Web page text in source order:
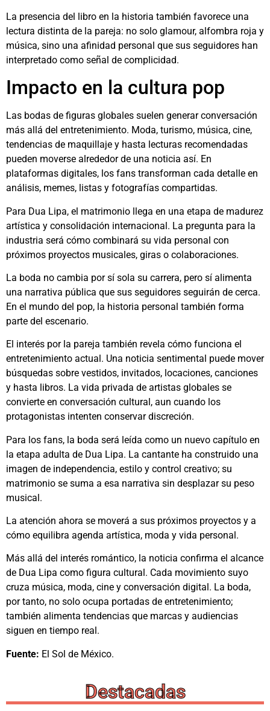
La presencia del libro en la historia también favorece una
lectura distinta de la pareja: no solo glamour, alfombra roja y
música, sino una afinidad personal que sus seguidores han
interpretado como señal de complicidad.
Impacto en la cultura pop
Las bodas de figuras globales suelen generar conversación
más allá del entretenimiento. Moda, turismo, música, cine,
tendencias de maquillaje y hasta lecturas recomendadas
pueden moverse alrededor de una noticia así. En
plataformas digitales, los fans transforman cada detalle en
análisis, memes, listas y fotografías compartidas.
Para Dua Lipa, el matrimonio llega en una etapa de madurez
artística y consolidación internacional. La pregunta para la
industria será cómo combinará su vida personal con
próximos proyectos musicales, giras o colaboraciones.
La boda no cambia por sí sola su carrera, pero sí alimenta
una narrativa pública que sus seguidores seguirán de cerca.
En el mundo del pop, la historia personal también forma
parte del escenario.
El interés por la pareja también revela cómo funciona el
entretenimiento actual. Una noticia sentimental puede mover
búsquedas sobre vestidos, invitados, locaciones, canciones
y hasta libros. La vida privada de artistas globales se
convierte en conversación cultural, aun cuando los
protagonistas intenten conservar discreción.
Para los fans, la boda será leída como un nuevo capítulo en
la etapa adulta de Dua Lipa. La cantante ha construido una
imagen de independencia, estilo y control creativo; su
matrimonio se suma a esa narrativa sin desplazar su peso
musical.
La atención ahora se moverá a sus próximos proyectos y a
cómo equilibra agenda artística, moda y vida personal.
Más allá del interés romántico, la noticia confirma el alcance
de Dua Lipa como figura cultural. Cada movimiento suyo
cruza música, moda, cine y conversación digital. La boda,
por tanto, no solo ocupa portadas de entretenimiento;
también alimenta tendencias que marcas y audiencias
siguen en tiempo real.
Fuente: El Sol de México.
Destacadas